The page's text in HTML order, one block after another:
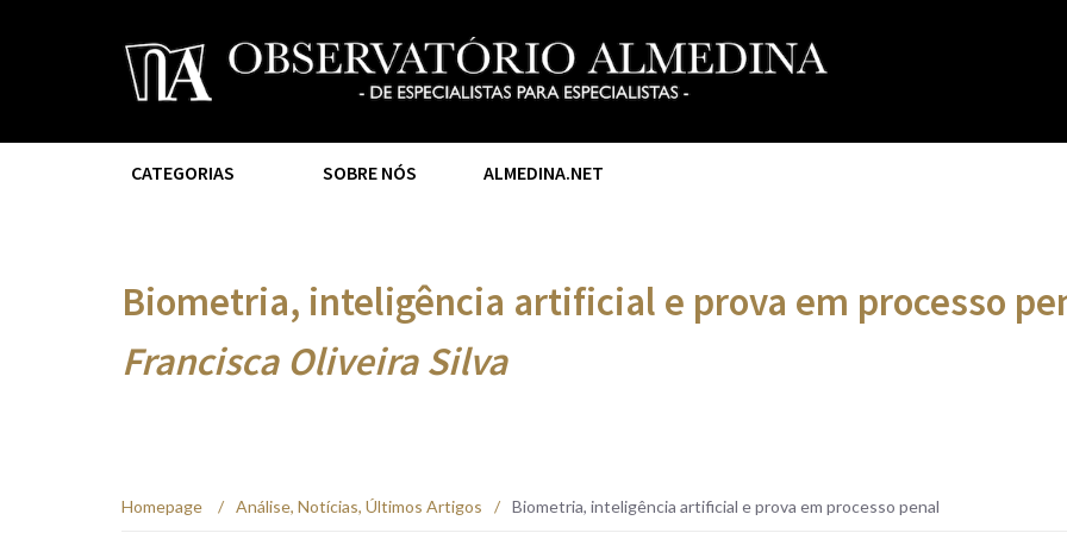
CATEGORIAS SOBRE NÓS ALMEDINA.NET
Biometria, inteligência artificial e prova em processo
Francisca Oliveira Silva
Homepage / Análise, Notícias, Últimos Artigos / Biometria, inteligência artificial e prova em processo penal